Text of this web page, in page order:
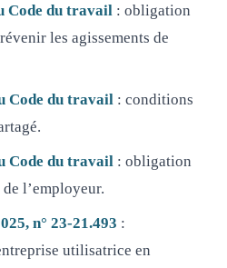
Code du travail : obligation
les agissements de
Code du travail : conditions
Code du travail : obligation
l’employeur.
n° 23-21.493 :
utilisatrice en